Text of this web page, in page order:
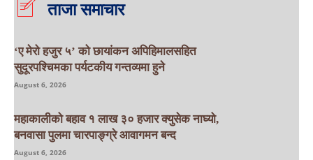
ताजा समाचार
‘ए मेरो हजुर ५’ को छायांकन अपिहिमालसहित
सुदूरपश्चिमका पर्यटकीय गन्तव्यमा हुने
August 6, 2026
महाकालीको बहाव १ लाख ३० हजार क्युसेक नाघ्यो,
बनवासा पुलमा चारपाङ्ग्रे आवागमन बन्द
August 6, 2026